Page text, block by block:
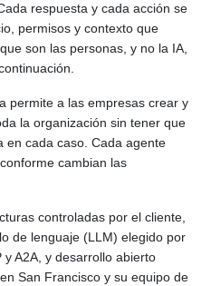
respuesta y cada acción se
permisos y contexto que
son las personas, y no la IA,
permite a las empresas crear y
la organización sin tener que
en cada caso. Cada agente
cambian las
controladas por el cliente,
de lenguaje (LLM) elegido por
A2A, y desarrollo abierto
San Francisco y su equipo de